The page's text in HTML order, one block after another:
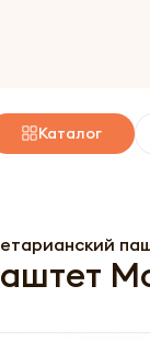
Каталог